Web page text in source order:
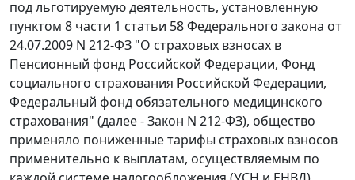
под льготируемую деятельность, установленную
пунктом 8 части 1 статьи 58Федерального закона от
24.07.2009 N 212-ФЗ "О страховых взносах в
Пенсионный фонд Российской Федерации, Фонд
социального страхования Российской Федерации,
Федеральный фонд обязательного медицинского
страхования" (далее - Закон N 212-ФЗ), общество
применяло пониженные тарифы страховых взносов
применительно к выплатам, осуществляемым по